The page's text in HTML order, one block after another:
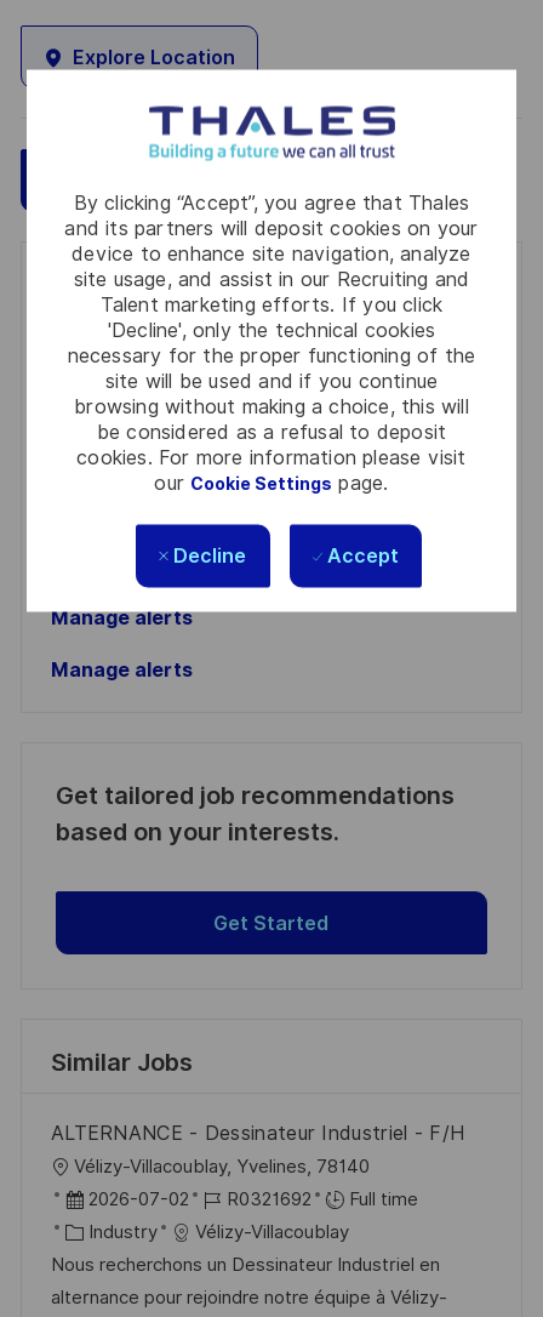
By clicking “Accept”, you agree that Thales
and its partners will deposit cookies on your
device to enhance site navigation, analyze
site usage, and assist in our Recruiting and
Talent marketing efforts. If you click
'Decline', only the technical cookies
necessary for the proper functioning of the
site will be used and if you continue
browsing without making a choice, this will
be considered as a refusal to deposit
cookies. For more information please visit
our Cookie Settings page.
Decline Accept
Explore Location
Get notified for similar jobs
You'll receive updates once a week
Email
address
Required
Review and agree to the terms of processing
personal information
Activate
Manage alerts
Manage alerts
Get tailored job recommendations
based on your interests.
Get Started
Similar Jobs
ALTERNANCE - Dessinateur Industriel - F/H
L
o
c
a
t
Vélizy-Villacoublay, Yvelines, 78140
P
o
s
t
2026-07-02
J
o
b
I
R0321692
Full time
C
a
t
Industry
Vélizy-Villacoublay
Nous recherchons un Dessinateur Industriel en
alternance pour rejoindre notre équipe à Vélizy-